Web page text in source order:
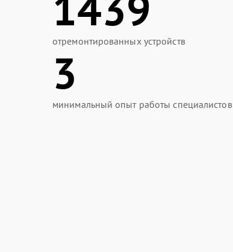
отремонтированных устройств
3
минимальный опыт работы специалистов